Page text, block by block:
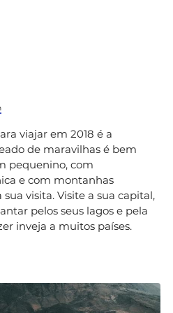
viajar em 2018 é a
de maravilhas é bem
pequenino, com
e com montanhas
visita. Visite a sua capital,
pelos seus lagos e pela
inveja a muitos países.